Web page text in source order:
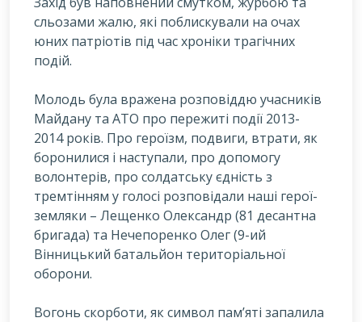
сльозами жалю, які поблискували на очах
юних патріотів під час хроніки трагічних
подій.
Молодь була вражена розповіддю учасників
Майдану та АТО про пережиті події 2013-
2014 років. Про героїзм, подвиги, втрати, як
боронилися і наступали, про допомогу
волонтерів, про солдатську єдність з
тремтінням у голосі розповідали наші герої-
земляки – Лещенко Олександр (81 десантна
бригада) та Нечепоренко Олег (9-ий
Вінницький батальйон територіальної
оборони.
Вогонь скорботи, як символ пам’яті запалила